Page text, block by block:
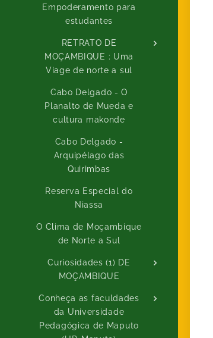
Empoderamento para
estudantes
RETRATO DE
MOÇAMBIQUE : Uma
Viage de norte a sul
Cabo Delgado - O
Planalto de Mueda e
cultura makonde
Cabo Delgado -
Arquipélago das
Quirimbas
Reserva Especial do
Niassa
O Clima de Moçambique
de Norte a Sul
Curiosidades (1) DE
MOÇAMBIQUE
Conheça as faculdades
da Universidade
Pedagógica de Maputo